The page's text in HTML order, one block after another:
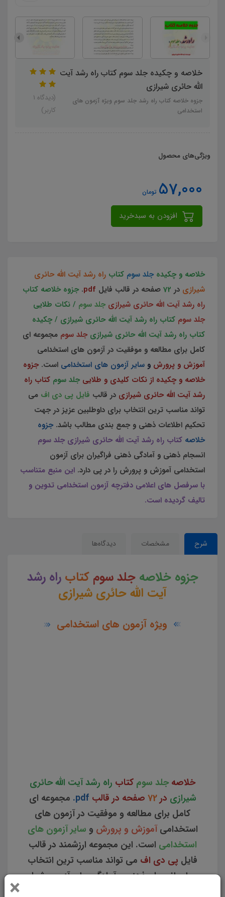
×
خلاصه و چکیده جلد سوم کتاب راه رشد آیت
الله حائری شیرازی
جزوه خلاصه کتاب راه رشد جلد سوم ویژه آزمون های
استخدامی
(دیدگاه 1
کاربر)
ویژگی‌های محصول
57,000 تومان
خلاصه و چکیده جلد سوم کتاب راه رشد آیت الله حائری
شیرازی در 72 صفحه در قالب فایل pdf
. جزوه خلاصه کتاب
راه رشد آیت الله حائری شیرازی جلد سوم / نکات طلایی
جلد سوم کتاب راه رشد آیت الله حائری شیرازی / چکیده
کتاب راه رشد آیت الله حائری شیرازی جلد سوم مجموعه ای
کامل برای مطالعه و موفقیت در آزمون های استخدامی
آموزش و پرورش و سایر آزمون های استخدامی است. جزوه
خلاصه و چکیده از نکات کلیدی و طلایی جلد سوم کتاب راه
رشد آیت الله حائری شیرازی در قالب فایل پی دی اف می
تواند مناسب ترین انتخاب برای داوطلبین عزیز در جهت
تحکیم اطلاعات ذهنی و جمع بندی مطالب باشد. جزوه
خلاصه کتاب راه رشد آیت الله حائری شیرازی جلد سوم
انسجام ذهنی و آمادگی ذهنی فراگیران برای آزمون
استخدامی آموزش و پرورش را در پی دارد. این منبع متناسب
با سرفصل های اعلامی دفترچه آزمون استخدامی تدوین و
تالیف گردیده است.
شرح مشخصات دیدگاه‌ها
جزوه خلاصهجلد سومکتابراه رشد
آیت الله حائری شیرازی
ویژه آزمون های استخدامی
خلاصه جلد سوم کتاب راه رشد آیت الله حائری
شیرازی در72 صفحه در قالب pdf. مجموعه ای
کامل برای مطالعه و موفقیت در آزمون های
استخدامیآموزش و پرورش و سایر آزمون های
استخدامی است. این مجموعه ارزشمند در قالب
فایل پی دی اف می تواند مناسب ترین انتخاب
برای انسجام ذهنی و آمادگی برای آزمون شما